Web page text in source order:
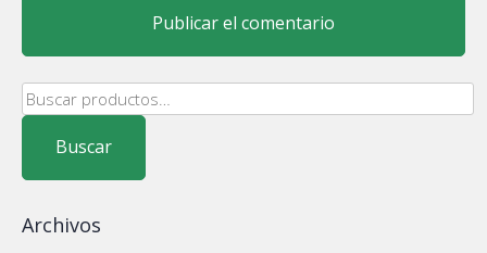
Buscar
por:
Buscar
Archivos